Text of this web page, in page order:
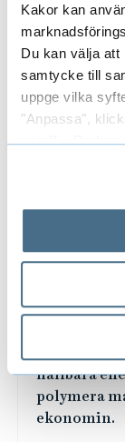
Kakor kan
Du kan välja att
samtycke till
uppge vilka
"Anpassa",
urval”. Du kan
På fliken
används och
behandlar
Vårt
hållbara
polymera
ekonomin.